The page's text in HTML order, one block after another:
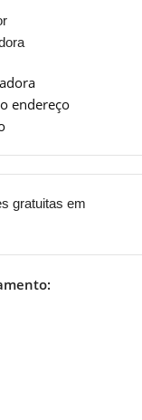
endereço
gratuitas em